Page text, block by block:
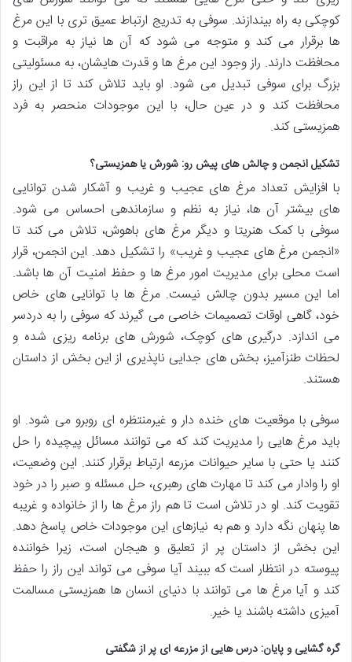
کوچکی به راه بیندازند. سوفی به تدریج ارتباط عمیق تری با این مرغ
ها برقرار می کند و متوجه می شود که آن ها نیاز به مراقبت و
محافظت دارند. راز وجود این مرغ ها و قدرت هایشان، به مسئولیتی
بزرگ برای سوفی تبدیل می شود. او باید تلاش کند تا از این راز
محافظت کند و در عین حال، با این موجودات منحصر به فرد
همزیستی کند.
تشکیل انجمن و چالش های پیش رو: شورش یا همزیستی؟
با افزایش تعداد مرغ های عجیب و غریب و آشکار شدن توانایی
های بیشتر آن ها، نیاز به نظم و سازماندهی احساس می شود.
سوفی با کمک هنریتا و دیگر مرغ های باهوش، تلاش می کند تا
«انجمن مرغ های عجیب و غریب» را تشکیل دهد. این انجمن، قرار
است محلی برای مدیریت امور مرغ ها و حفظ امنیت آن ها باشد.
اما این مسیر بدون چالش نیست. مرغ ها با توانایی های خاص
خود، گاهی اوقات تصمیمات خاصی می گیرند که سوفی را به دردسر
می اندازد. درگیری های کوچک، شورش های برنامه ریزی شده و
لحظات طنزآمیز، بخش های جدایی ناپذیری از این بخش از داستان
هستند.
سوفی با موقعیت های خنده دار و غیرمنتظره ای روبرو می شود. او
باید مرغ هایی را مدیریت کند که می توانند مسائل پیچیده را حل
کنند یا حتی با سایر حیوانات مزرعه ارتباط برقرار کنند. این وضعیت،
او را وادار می کند تا مهارت های رهبری، حل مسئله و صبر را در خود
تقویت کند. او در تلاش است تا هم راز مرغ ها را از خانواده و غریبه
ها پنهان نگه دارد و هم به نیازهای این موجودات خاص پاسخ دهد.
این بخش از داستان پر از تعلیق و هیجان است، زیرا خواننده
پیوسته در انتظار است که ببیند آیا سوفی می تواند این راز را حفظ
کند و آیا مرغ ها می توانند با دنیای انسان ها همزیستی مسالمت
آمیزی داشته باشند یا خیر.
گره گشایی و پایان: درس هایی از مزرعه ای پر از شگفتی